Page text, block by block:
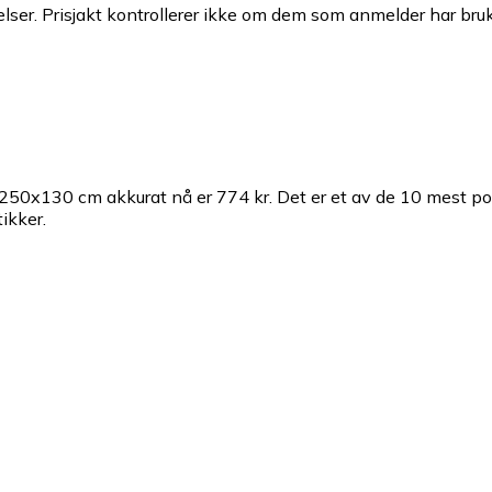
Prisjakt kontrollerer ikke om dem som anmelder har
cm akkurat nå er 774 kr. Det er et av de 10 mest